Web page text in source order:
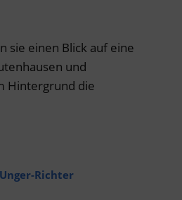
sie einen Blick auf eine
und
Hintergrund die
Richter